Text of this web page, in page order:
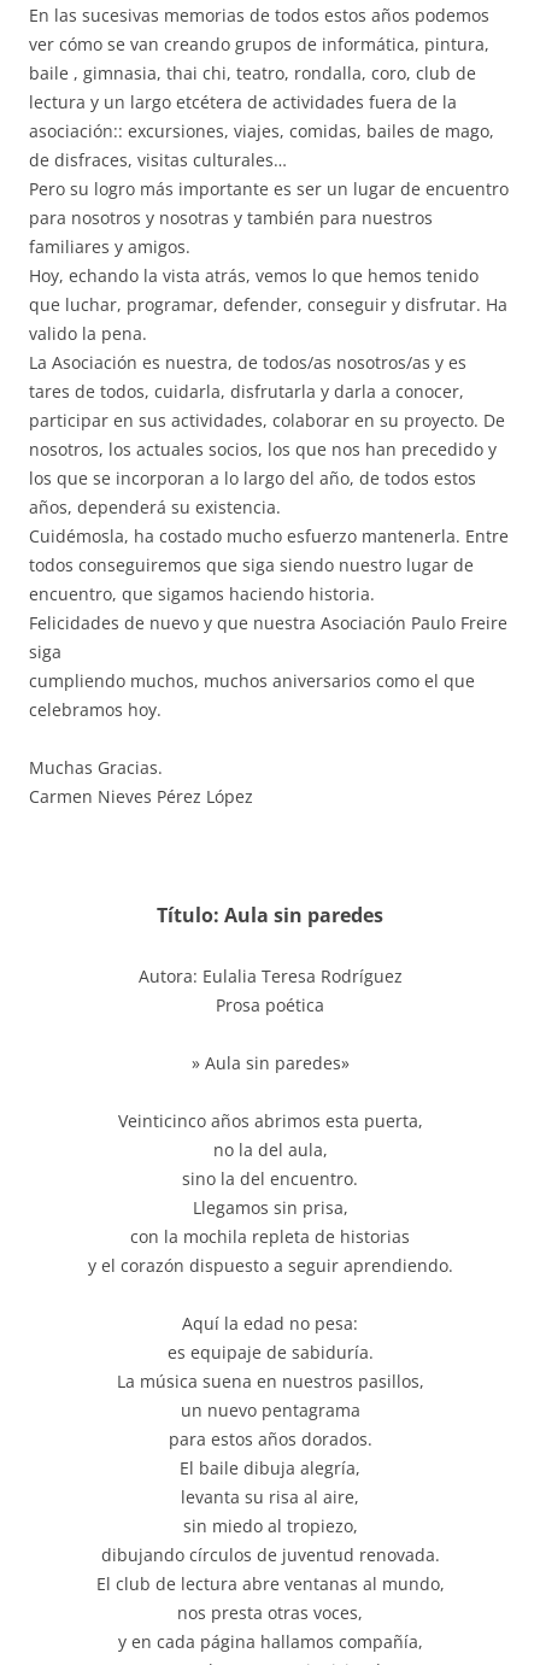
En las sucesivas memorias de todos estos años podemos
ver cómo se van creando grupos de informática, pintura,
baile , gimnasia, thai chi, teatro, rondalla, coro, club de
lectura y un largo etcétera de actividades fuera de la
asociación:: excursiones, viajes, comidas, bailes de mago,
de disfraces, visitas culturales…
Pero su logro más importante es ser un lugar de encuentro
para nosotros y nosotras y también para nuestros
familiares y amigos.
Hoy, echando la vista atrás, vemos lo que hemos tenido
que luchar, programar, defender, conseguir y disfrutar. Ha
valido la pena.
La Asociación es nuestra, de todos/as nosotros/as y es
tares de todos, cuidarla, disfrutarla y darla a conocer,
participar en sus actividades, colaborar en su proyecto. De
nosotros, los actuales socios, los que nos han precedido y
los que se incorporan a lo largo del año, de todos estos
años, dependerá su existencia.
Cuidémosla, ha costado mucho esfuerzo mantenerla. Entre
todos conseguiremos que siga siendo nuestro lugar de
encuentro, que sigamos haciendo historia.
Felicidades de nuevo y que nuestra Asociación Paulo Freire
siga
cumpliendo muchos, muchos aniversarios como el que
celebramos hoy.
Muchas Gracias.
Carmen Nieves Pérez López
Título: Aula sin paredes
Autora: Eulalia Teresa Rodríguez
Prosa poética
» Aula sin paredes»
Veinticinco años abrimos esta puerta,
no la del aula,
sino la del encuentro.
Llegamos sin prisa,
con la mochila repleta de historias
y el corazón dispuesto a seguir aprendiendo.
Aquí la edad no pesa:
es equipaje de sabiduría.
La música suena en nuestros pasillos,
un nuevo pentagrama
para estos años dorados.
El baile dibuja alegría,
levanta su risa al aire,
sin miedo al tropiezo,
dibujando círculos de juventud renovada.
El club de lectura abre ventanas al mundo,
nos presta otras voces,
y en cada página hallamos compañía,